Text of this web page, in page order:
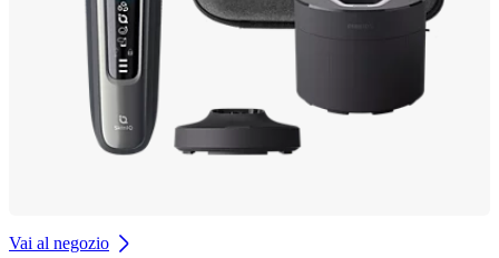
Vai al negozio